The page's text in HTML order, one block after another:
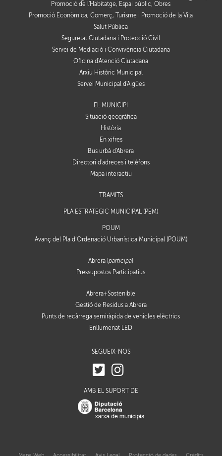
Promoció de l'Habitatge, Espai públic, Obres
Promoció Econòmica, Comerç, Turisme i Promoció de la Vila
Salut Pública
Seguretat Ciutadana i Protecció Civil
Servei de Mediació i Convivència Ciutadana
Oficina d'Atenció Ciutadana
Arxiu Històric Municipal
Servei Municipal d'Aigües
EL MUNICIPI
Situació geogràfica
Història
En xifres
Bus urbà d'Abrera
Directori d'adreces i telèfons
Mapa interactiu
TRÀMITS
PLA ESTRATÈGIC MUNICIPAL (PEM)
POUM
Avanç del Pla d’Ordenació Urbanística Municipal (POUM)
Abrera [participa
Pressupostos Participatius
Abrera+Sostenible
Gestió de Residus a Abrera
Punts de recàrrega semiràpida de vehicles elèctrics
Enllumenat LED
SEGUEIX-NOS
AMB EL SUPORT DE